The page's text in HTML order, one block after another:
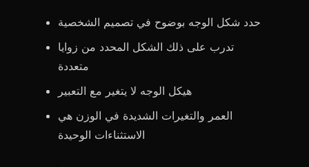
حدد شكل الوجه بوضوح في تصميم الشخصية
تدرب على ذلك الشكل المحدد من زوايا
متعددة
هيكل الوجه لا يتغير مع التعبير
العمر والتغيرات الشديدة في الوزن هي
الاستثناءات الوحيدة